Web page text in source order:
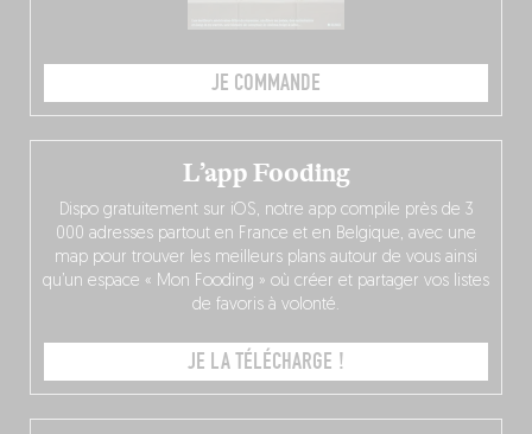
JE COMMANDE
L’app Fooding
Dispo gratuitement sur iOS, notre app compile près de 3
000 adresses partout en France et en Belgique, avec une
map pour trouver les meilleurs plans autour de vous ainsi
qu’un espace « Mon Fooding » où créer et partager vos listes
de favoris à volonté.
JE LA TÉLÉCHARGE !